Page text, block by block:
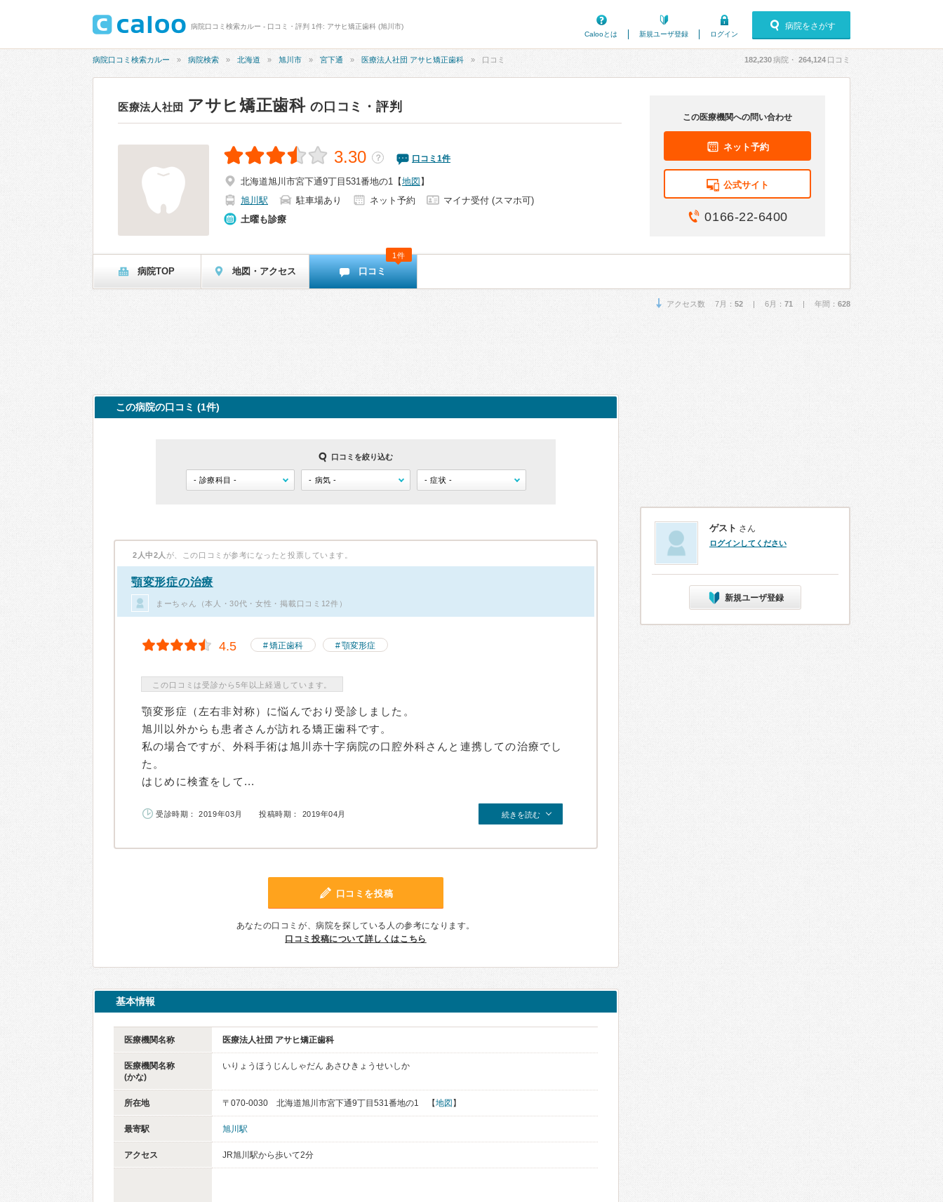
病院口コミ検索カルー - 口コミ・評判 1件: アサヒ矯正歯科 (旭川市)
Calooとは
新規ユーザ登録 ログイン
病院をさがす
病院口コミ検索カルー 病院検索 北海道 旭川市 宮下通 医療法人社団 アサヒ矯正歯科 口コミ 182,230病院・ 264,124 口コミ
医療法人社団 アサヒ矯正歯科 の口コミ・評判
3.30 ？ 口コミ 1件
北海道旭川市宮下通9丁目531番地の1 【地図 】
旭川駅
駐車場あり ネット予約
マイナ受付 (スマホ可)
土曜も診療
この医療機関への問い合わせ
ネット予約
公式サイト
0166-22-6400
病院TOP 地図・アクセス 口コミ
1件
アクセス数 7月： 52 | 6月： 71 | 年間： 628
この病院の口コミ (1件)
口コミを絞り込む
2人中2人 が、この口コミが参考になったと投票しています。
顎変形症の治療
まーちゃん（本人・30代・女性・掲載口コミ12件）
4.5 矯正歯科 顎変形症
この口コミは受診から5年以上経過しています。
顎変形症（左右非対称）に悩んでおり受診しました。
旭川以外からも患者さんが訪れる矯正歯科です。
私の場合ですが、外科手術は旭川赤十字病院の口腔外科さんと連携しての治療でし
た。
はじめに検査をして...
受診時期： 2019年03月 投稿時期： 2019年04月 続きを読む
口コミを投稿
あなたの口コミが、病院を探している人の参考になります。
口コミ投稿について詳しくはこちら
基本情報
医療機関名称 医療法人社団 アサヒ矯正歯科
医療機関名称
(かな)
いりょうほうじんしゃだん あさひきょうせいしか
所在地 〒070-0030 北海道旭川市宮下通9丁目531番地の1 【地図 】
最寄駅 旭川駅
アクセス JR旭川駅から歩いて2分
ゲスト さん
ログインしてください
新規ユーザ登録